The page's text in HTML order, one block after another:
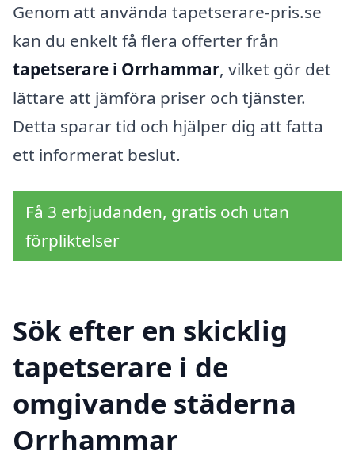
Genom att använda tapetserare-pris.se
kan du enkelt få flera offerter från
tapetserare i Orrhammar, vilket gör det
lättare att jämföra priser och tjänster.
Detta sparar tid och hjälper dig att fatta
ett informerat beslut.
Få 3 erbjudanden, gratis och utan
förpliktelser
Sök efter en skicklig
tapetserare i de
omgivande städerna
Orrhammar